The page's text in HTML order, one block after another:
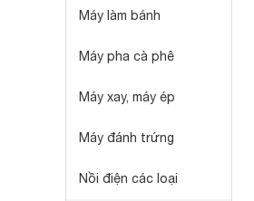
Máy làm bánh
Máy pha cà phê
Máy xay, máy ép
Máy đánh trứng
Nồi điện các loại